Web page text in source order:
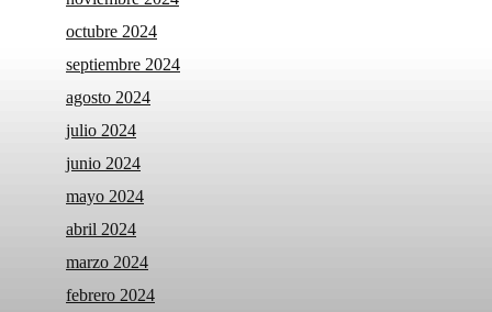
octubre 2024
septiembre 2024
agosto 2024
julio 2024
junio 2024
mayo 2024
abril 2024
marzo 2024
febrero 2024